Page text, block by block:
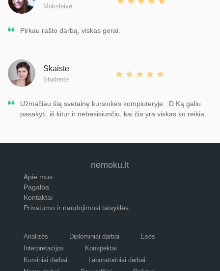
Moksleivė
Pirkau rašto darbą, viskas gerai.
Skaistė
Studentė
Užmačiau šią svetainę kursiokės kompiuteryje. :D Ką galiu
pasakyti, iš kitur ir nebesisiunčiu, kai čia yra viskas ko reikia.
nemoku.lt
Apie mus
Pagalba
Kontaktai
Privatumo ir naudojimosi taisyklės
Analizės Diplominiai darbai
Esės
Interpretacijos
Konspektai
Kursiniai darbai
Laboratoriniai darbai